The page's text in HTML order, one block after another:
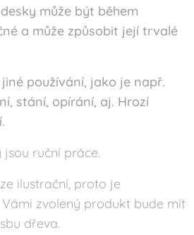
může být během
a může způsobit její trvalé
používání, jako je např.
stání, opírání, aj. Hrozí
ruční práce.
ilustrační, proto je
zvolený produkt bude mít
dřeva.